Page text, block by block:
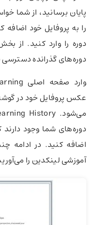
پایان برسانید، از شما
را به پروفایل خود
دوره‌های گذرانده دسترسی
عکس پروفایل خود در
دوره‌های شما وجود دارند
اضافه کنید. در ادامه
آموزشی لینکدین را